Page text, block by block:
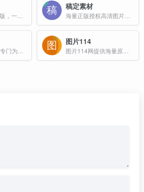
稿定素材
图片114